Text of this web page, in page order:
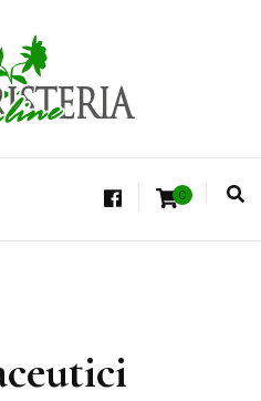
Shop
Tisane
Officinali, Tisane Terapeutiche Esclusive,
0